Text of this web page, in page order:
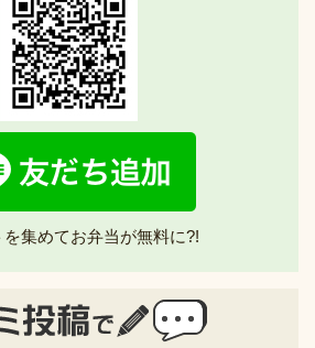
を集めてお弁当が無料に?!